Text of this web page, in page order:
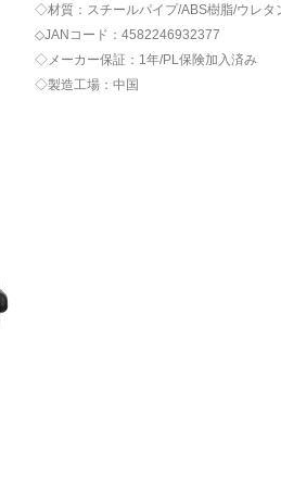
◇材質：スチールパイプ/ABS樹脂/ウレタ
◇JANコード：4582246932377
◇メーカー保証：1年/PL保険加入済み
◇製造工場：中国